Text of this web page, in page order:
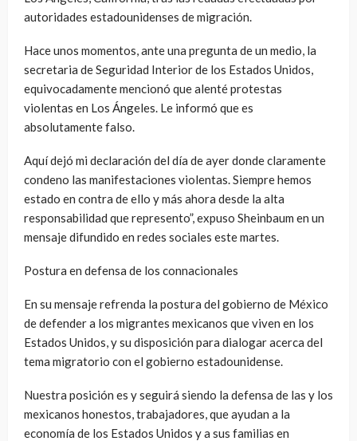
autoridades estadounidenses de migración.
Hace unos momentos, ante una pregunta de un medio, la
secretaria de Seguridad Interior de los Estados Unidos,
equivocadamente mencionó que alenté protestas
violentas en Los Ángeles. Le informó que es
absolutamente falso.
Aquí dejó mi declaración del día de ayer donde claramente
condeno las manifestaciones violentas. Siempre hemos
estado en contra de ello y más ahora desde la alta
responsabilidad que represento”, expuso Sheinbaum en un
mensaje difundido en redes sociales este martes.
Postura en defensa de los connacionales
En su mensaje refrenda la postura del gobierno de México
de defender a los migrantes mexicanos que viven en los
Estados Unidos, y su disposición para dialogar acerca del
tema migratorio con el gobierno estadounidense.
Nuestra posición es y seguirá siendo la defensa de las y los
mexicanos honestos, trabajadores, que ayudan a la
economía de los Estados Unidos y a sus familias en